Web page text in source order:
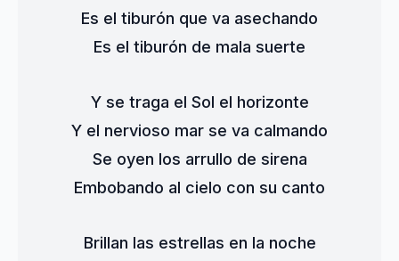
Es el tiburón que va asechando
Es el tiburón de mala suerte
Y se traga el Sol el horizonte
Y el nervioso mar se va calmando
Se oyen los arrullo de sirena
Embobando al cielo con su canto
Brillan las estrellas en la noche